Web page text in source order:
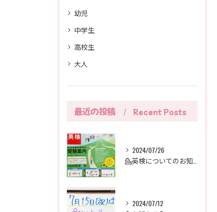
幼児
中学生
高校生
大人
最近の投稿 Recent Posts
2024/07/26
2024/07/12